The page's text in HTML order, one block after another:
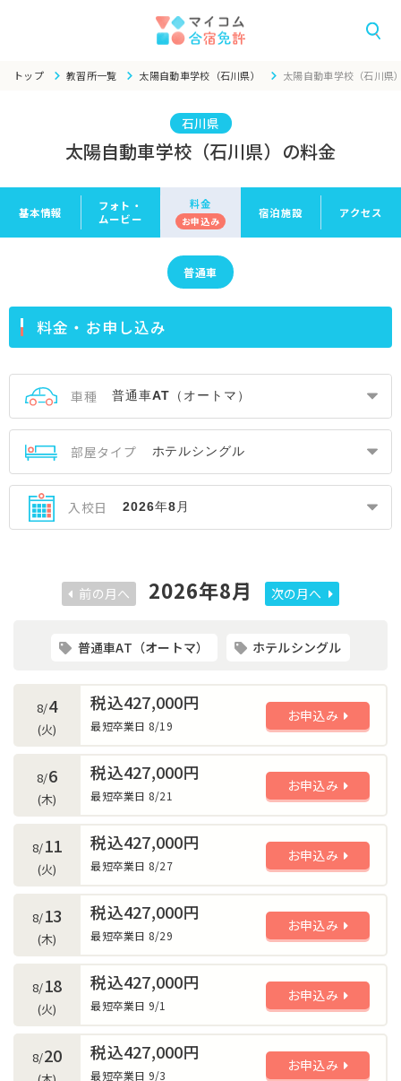
トップ 教習所一覧 太陽自動車学校（石川県） 太陽自動車学校（石川県
石川県
太陽自動車学校（石川県）の料金
基本情報
フォト・
ムービー
料金
お申込み
宿泊施設 アクセス
普通車
料金・お申し込み
車種
部屋タイプ
入校日
前の月へ 2026年8月 次の月へ
普通車AT（オートマ） ホテルシングル
8/4
(火)
税込427,000円
最短卒業日 8/19
お申込み
8/6
(木)
税込427,000円
最短卒業日 8/21
お申込み
8/11
(火)
税込427,000円
最短卒業日 8/27
お申込み
8/13
(木)
税込427,000円
最短卒業日 8/29
お申込み
8/18
(火)
税込427,000円
最短卒業日 9/1
お申込み
8/20 税込427,000円
最短卒業日 9/3
お申込み